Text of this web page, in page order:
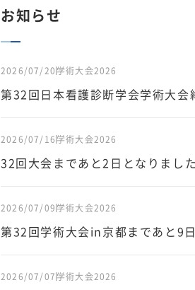
お知らせ
2026/07/20 学術大会2026
第32回日本看護診断学会学術大会
2026/07/16 学術大会2026
32回大会まであと2日となりました
2026/07/09 学術大会2026
第32回学術大会in京都まであと9日
2026/07/07 学術大会2026